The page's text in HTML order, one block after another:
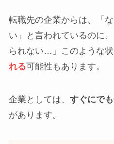
転職先の企業からは、「
い」と言われているのに
られない…」このような状
れる可能性もあります。
企業としては、 すぐにで
があります。